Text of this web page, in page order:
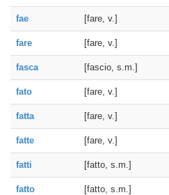
fae [fare, v.]
fare [fare, v.]
fasca [fascio, s.m.]
fato [fare, v.]
fatta [fare, v.]
fatte [fare, v.]
fatti [fatto, s.m.]
fatto [fatto, s.m.]